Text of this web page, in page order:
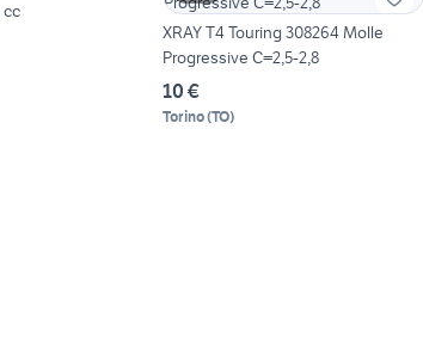
cc
XRAY T4 Touring 308264 Molle
Progressive C=2,5-2,8
10 €
Torino(TO)